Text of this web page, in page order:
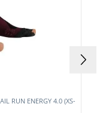
RUN ENERGY 4.0 (XS-